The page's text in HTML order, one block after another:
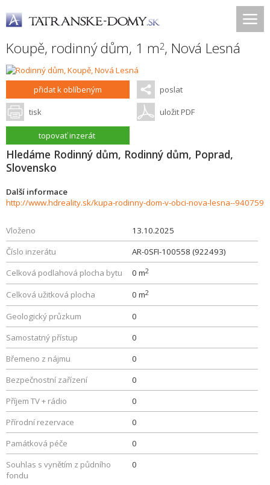
Koupě, rodinný dům, 1 m2, Nová Lesná
přidat k oblíbeným poslat
tisk uložit PDF
topovať inzerát
Hledáme Rodinný dům, Rodinný dům, Poprad,
Slovensko
Další informace
http://www.hdreality.sk/kupa-rodinny-dom-v-obci-nova-lesna--940759
Vloženo
13.10.2025
Číslo inzerátu
AR-0SFI-100558 (922493)
Celková podlahová plocha bytu
0 m2
Celková užitková plocha 0 m2
Geologický průzkum
0
Samostatný přístup
0
Břemeno z nájmu
0
Bezpečnostní zařízení
0
Příjem TV + rádio
0
Přírodní rezervace
0
Památková péče
0
Souhlas s vynětím z půdního
fondu
0